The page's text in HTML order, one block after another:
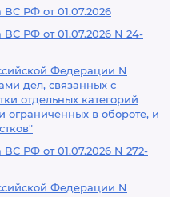
РФ от 01.07.2026
РФ от 01.07.2026 N 24-
Федерации N
дел, связанных с
отдельных категорий
ограниченных в обороте, и
РФ от 01.07.2026 N 272-
Федерации N